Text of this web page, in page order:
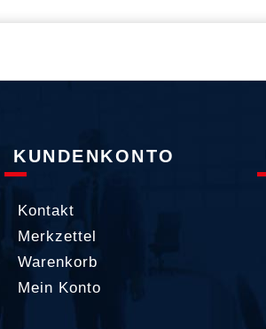
KUNDENKONTO
Kontakt
Merkzettel
Warenkorb
Mein Konto